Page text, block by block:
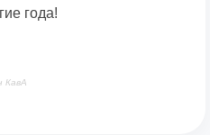
года!
КавА